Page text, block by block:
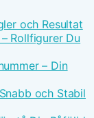
och Resultat
Rollfigurer Du
– Din
och Stabil